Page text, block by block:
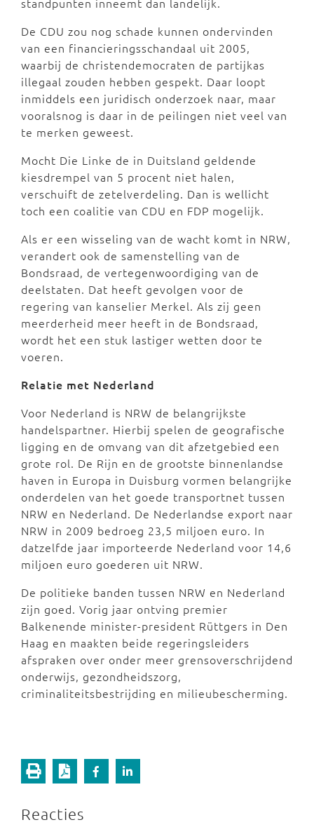
De CDU zou nog schade kunnen ondervinden
van een financieringsschandaal uit 2005,
waarbij de christendemocraten de partijkas
illegaal zouden hebben gespekt. Daar loopt
inmiddels een juridisch onderzoek naar, maar
vooralsnog is daar in de peilingen niet veel van
te merken geweest.
Mocht Die Linke de in Duitsland geldende
kiesdrempel van 5 procent niet halen,
verschuift de zetelverdeling. Dan is wellicht
toch een coalitie van CDU en FDP mogelijk.
Als er een wisseling van de wacht komt in NRW,
verandert ook de samenstelling van de
Bondsraad, de vertegenwoordiging van de
deelstaten. Dat heeft gevolgen voor de
regering van kanselier Merkel. Als zij geen
meerderheid meer heeft in de Bondsraad,
wordt het een stuk lastiger wetten door te
voeren.
Relatie met Nederland
Voor Nederland is NRW de belangrijkste
handelspartner. Hierbij spelen de geografische
ligging en de omvang van dit afzetgebied een
grote rol. De Rijn en de grootste binnenlandse
haven in Europa in Duisburg vormen belangrijke
onderdelen van het goede transportnet tussen
NRW en Nederland. De Nederlandse export naar
NRW in 2009 bedroeg 23,5 miljoen euro. In
datzelfde jaar importeerde Nederland voor 14,6
miljoen euro goederen uit NRW.
De politieke banden tussen NRW en Nederland
zijn goed. Vorig jaar ontving premier
Balkenende minister-president Rüttgers in Den
Haag en maakten beide regeringsleiders
afspraken over onder meer grensoverschrijdend
onderwijs, gezondheidszorg,
criminaliteitsbestrijding en milieubescherming.
Reacties